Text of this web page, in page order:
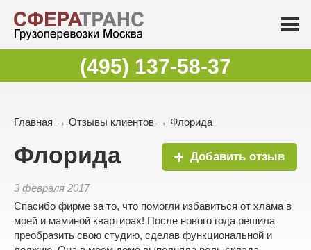
(495) 137-58-37
Главная → Отзывы клиентов → Флорида
Флорида Добавить отзыв
3 февраля 2017
Спасибо фирме за то, что помогли избавиться от хлама в
моей и маминой квартирах! После нового года решила
преобразить свою студию, сделав функциональной и